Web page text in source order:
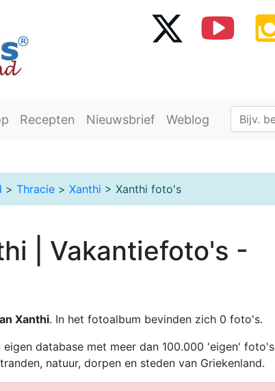
Recepten Nieuwsbrief Weblog
> Thracie > Xanthi > Xanthi foto's
| Vakantiefoto's -
Xanthi. In het fotoalbum bevinden zich 0 foto's.
eigen database met meer dan 100.000 'eigen' foto's
natuur, dorpen en steden van Griekenland.